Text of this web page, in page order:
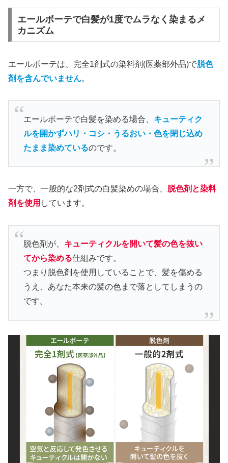
エールボーテで白髪が1度でムラなく染まるメ
カニズム
エールボーテは、完全1剤式の染料剤(医薬部外品)で脱色
剤を含んでいません。
エールボーテで白髪を染める場合、 キューティク
ルを開かずハリ・コシ・うるおい・色を閉じ込め
たまま染めているのです。
一方で、一般的な2剤式の白髪染めの場合、 脱色剤と染料
剤を使用 しています。
脱色剤が、 キューティクルを開いて髪の色を抜い
てから染める仕組みです。
つまり脱色剤を使用していることで、髪を傷める
うえ、あなた本来の髪の色まで落としてしまうの
です。